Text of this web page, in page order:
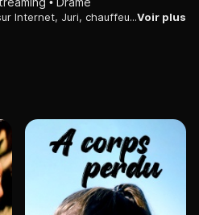
Cornelia, travailleuse du clic sur Internet, Juri, chauffeur-livreur, et Murat, ouvrier dans une usine de carton, sont des "travailleurs pauvres". S'ils unissaient leurs forces ?Voir plus